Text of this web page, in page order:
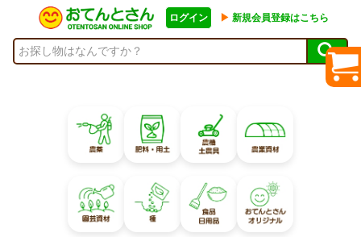
ログイン ▶︎ 新規会員登録はこちら